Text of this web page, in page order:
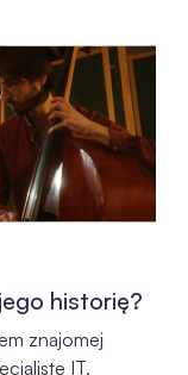
historię?
znajomej
IT,